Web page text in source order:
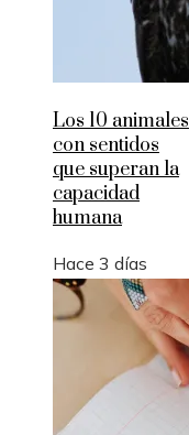
Los 10 animales
con sentidos
que superan la
capacidad
humana
Hace 3 días